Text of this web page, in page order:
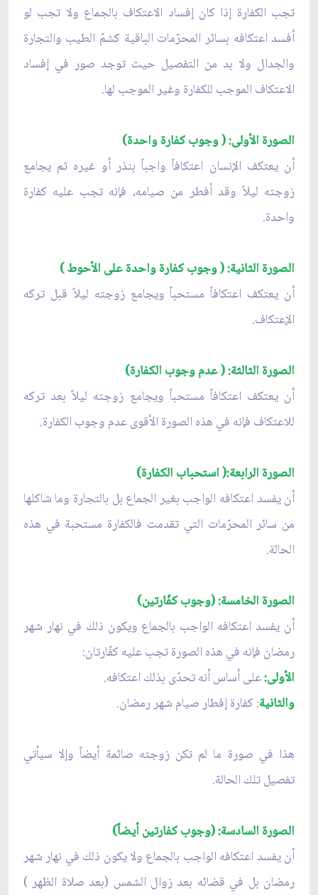
تجب الكفارة إذا كان إفساد الاعتكاف بالجماع ولا تجب لو
أفسد اعتكافه بسائر المحرّمات الباقية كشمّ الطيب والتجارة
والجدال ولا بد من التفصيل حيث توجد صور في إفساد
الاعتكاف الموجب للكفارة وغير الموجب لها.
الصورة الأولى: ( وجوب كفارة واحدة)
أن يعتكف الإنسان اعتكافاً واجباً بنذر أو غيره ثم يجامع
زوجته ليلاً وقد أفطر من صيامه، فإنه تجب عليه كفارة
واحدة.
الصورة الثانية: ( وجوب كفارة واحدة على الأحوط )
أن يعتكف اعتكافاً مستحباً ويجامع زوجته ليلاً قبل تركه
الإعتكاف.
الصورة الثالثة: ( عدم وجوب الكفارة)
أن يعتكف اعتكافاً مستحباً ويجامع زوجته ليلاً بعد تركه
للاعتكاف فإنه في هذه الصورة الأقوى عدم وجوب الكفارة.
الصورة الرابعة:( استحباب الكفارة)
أن يفسد اعتكافه الواجب بغير الجماع بل بالتجارة وما شاكلها
من سائر المحرّمات التي تقدمت فالكفارة مستحبة في هذه
الحالة.
الصورة الخامسة: (وجوب كفّارتين)
أن يفسد اعتكافه الواجب بالجماع ويكون ذلك في نهار شهر
رمضان فإنه في هذه الصورة تجب عليه كفّارتان:
الأولى:على أساس أنه تحدّى بذلك اعتكافه.
والثانية: كفارة إفطار صيام شهر رمضان.
هذا في صورة ما لم تكن زوجته صائمة أيضاً وإلا سيأتي
تفصيل تلك الحالة.
الصورة السادسة: (وجوب كفارتين أيضاً)
أن يفسد اعتكافه الواجب بالجماع ولا يكون ذلك في نهار شهر
رمضان بل في قضائه بعد زوال الشمس (بعد صلاة الظهر )